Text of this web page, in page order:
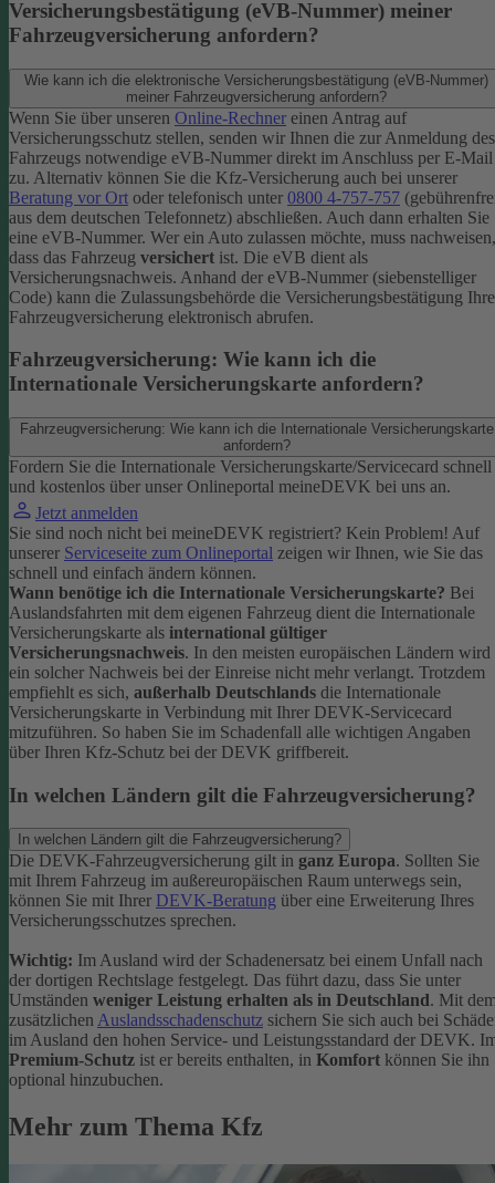
Versicherungsbestätigung (eVB-Nummer) meiner
Fahrzeugversicherung anfordern?
Wie kann ich die elektronische Versicherungsbestätigung (eVB-Nummer)
meiner Fahrzeugversicherung anfordern?
Wenn Sie über unseren Online-Rechner einen Antrag auf
Versicherungsschutz stellen, senden wir Ihnen die zur Anmeldung des
Fahrzeugs notwendige eVB-​Nummer direkt im Anschluss per E-Mail
zu. Alternativ können Sie die Kfz-​Versicherung auch bei unserer
Beratung vor Ort oder telefonisch unter 0800 4-​757-757
aus dem deutschen Telefonnetz) abschließen. Auch dann erhalten Sie
eine eVB-Nummer. Wer ein Auto zulassen möchte, muss nachweisen,
dass das Fahrzeug versichert ist. Die eVB dient als
Versicherungsnachweis. Anhand der eVB-Nummer (siebenstelliger
Code) kann die Zulassungsbehörde die Versicherungsbestätigung
Fahrzeugversicherung elektronisch abrufen.
Fahrzeugversicherung: Wie kann ich die
Internationale Versicherungskarte anfordern?
Fahrzeugversicherung: Wie kann ich die Internationale Versicherungskarte
anfordern?
Fordern Sie die Internationale Versicherungskarte/Servicecard schnell
und kostenlos über unser Onlineportal meineDEVK bei uns an.
Jetzt anmelden
Sie sind noch nicht bei meineDEVK registriert? Kein Problem! Auf
unserer Serviceseite zum Onlineportal zeigen wir Ihnen, wie Sie das
schnell und einfach ändern können.
Wann benötige ich die Internationale Versicherungskarte? Bei
Auslandsfahrten mit dem eigenen Fahrzeug dient die Internationale
Versicherungskarte als international gültiger
Versicherungsnachweis. In den meisten europäischen Ländern wird
ein solcher Nachweis bei der Einreise nicht mehr verlangt. Trotzdem
empfiehlt es sich, außerhalb Deutschlands die Internationale
Versicherungskarte in Verbindung mit Ihrer DEVK-Servicecard
mitzuführen. So haben Sie im Schadenfall alle wichtigen Angaben
über Ihren Kfz-Schutz bei der DEVK griffbereit.
In welchen Ländern gilt die Fahrzeugversicherung?
In welchen Ländern gilt die Fahrzeugversicherung?
Die DEVK-Fahrzeugversicherung gilt in ganz Europa. Sollten Sie
mit Ihrem Fahrzeug im außereuropäischen Raum unterwegs sein,
können Sie mit Ihrer DEVK-Beratung über eine Erweiterung Ihres
Versicherungsschutzes sprechen.
Wichtig: Im Ausland wird der Schadenersatz bei einem Unfall nach
der dortigen Rechtslage festgelegt. Das führt dazu, dass Sie unter
Umständen weniger Leistung erhalten als in Deutschland. Mit
zusätzlichenAuslandsschadenschutz sichern Sie sich auch bei
im Ausland den hohen Service- und Leistungsstandard der DEVK.
Premium-Schutz ist er bereits enthalten, in Komfort können Sie ihn
optional hinzubuchen.
Mehr zum Thema Kfz